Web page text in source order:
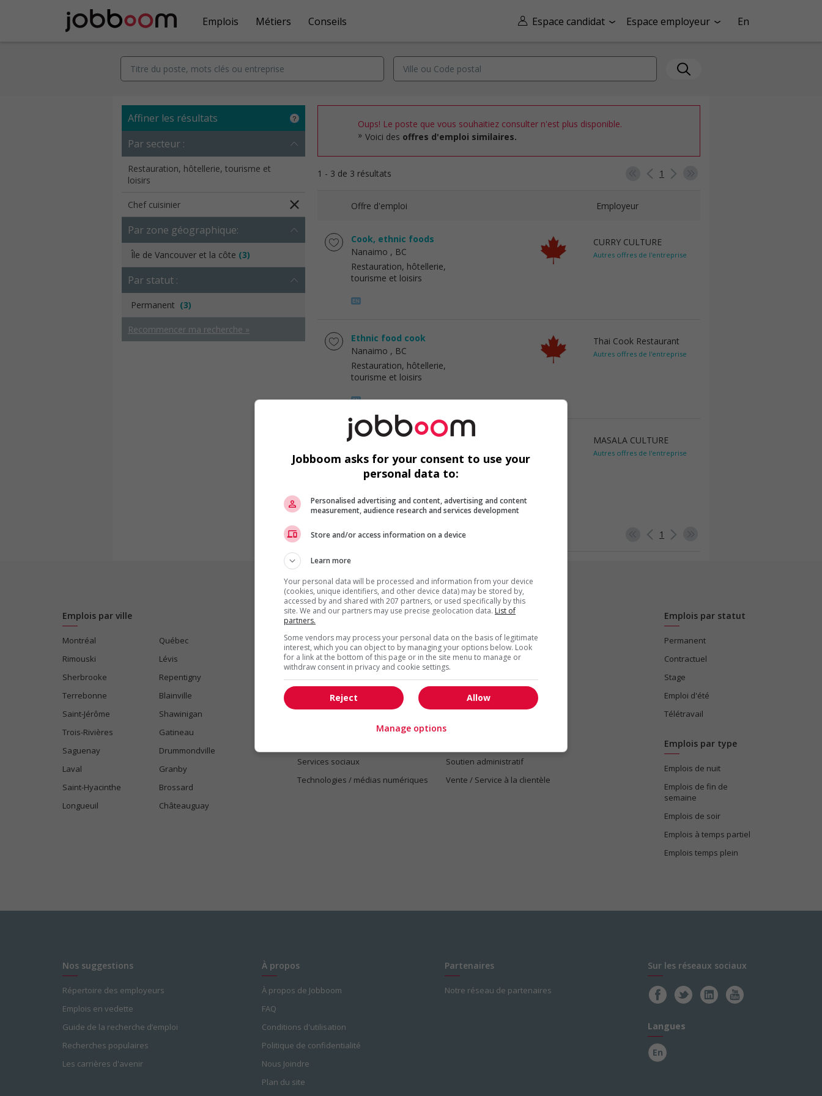
Espace candidat Espace employeur En
Emplois Métiers Conseils
Affiner les résultats
Par secteur :
Restauration, hôtellerie, tourisme et
loisirs
Chef cuisinier
Par zone géographique:
Île de Vancouver et la côte (3)
Par statut :
Permanent (3)
Recommencer ma recherche »
Oups! Le poste que vous souhaitiez consulter n'est plus disponible.
Voici des offres d'emploi similaires.
1 - 3 de 3 résultats 1
Offre d'emploi Employeur
Cook, ethnic foods
Nanaimo , BC
Restauration, hôtellerie,
tourisme et loisirs
CURRY CULTURE
Autres offres de l'entreprise
Ethnic food cook
Nanaimo , BC
Restauration, hôtellerie,
tourisme et loisirs
Thai Cook Restaurant
Autres offres de l'entreprise
Cook, ethnic foods
Restauration, hôtellerie,
tourisme et loisirs
MASALA CULTURE
Autres offres de l'entreprise
1 - 3 de 3 résultats 1
Emplois par ville
Montréal
Québec
Rimouski
Lévis
Sherbrooke
Repentigny
Terrebonne
Blainville
Saint-Jérôme
Shawinigan
Trois-Rivières
Gatineau
Saguenay
Drummondville
Laval
Granby
Saint-Hyacinthe
Brossard
Longueuil
Châteauguay
Emplois par secteur
Arts et métiers de la mode Automobile et transport
Cadres supérieurs
Commerce / Offres de services
diverses
Comptabilité / Assurance
Construction / Manutention
Marketing / Communication
Ressources humaines
Services sociaux
Soutien administratif
Technologies / médias numériques
Vente / Service à la clientèle
Emplois par statut
Permanent
Contractuel
Stage
Emploi d'été
Télétravail
Emplois par type
Emplois de nuit
Emplois de fin de
semaine
Emplois de soir
Emplois à temps partiel
Emplois temps plein
Nos suggestions
Répertoire des employeurs
Emplois en vedette
Guide de la recherche d’emploi
Recherches populaires
Les carrières d'avenir
À propos
À propos de Jobboom
FAQ
Conditions d'utilisation
Politique de confidentialité
Nous Joindre
Plan du site
Partenaires
Notre réseau de partenaires
Sur les réseaux sociaux
Langues
En
Jobboom asks for your consent to use your
personal data to:
Personalised advertising and content, advertising and content
measurement, audience research and services development
Store and/or access information on a device
Learn more
Your personal data will be processed and information from your device
(cookies, unique identifiers, and other device data) may be stored by,
accessed by and shared with 207 partners, or used specifically by this
site. We and our partners may use precise geolocation data. List of
partners.
Some vendors may process your personal data on the basis of legitimate
interest, which you can object to by managing your options below. Look
for a link at the bottom of this page or in the site menu to manage or
withdraw consent in privacy and cookie settings.
Allow
Reject
Manage options